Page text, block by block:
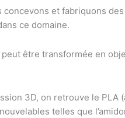
et fabriquons
ce domaine.
être transformée en
3D, on retrouve le PLA
telles que